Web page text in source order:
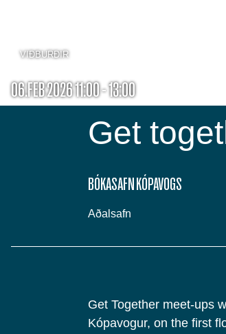
VIÐBURÐIR
06.FEB 2026 11:00 - 13:00
Get
BÓKASAFN KÓPAVOGS
Aðalsafn
Get Together meet-ups
Kópavogur, on the first